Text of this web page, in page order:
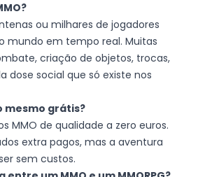
ou milhares de jogadores
mundo em tempo real. Muitas
criação de objetos, trocas,
dose social que só existe nos
mesmo grátis?
MMO de qualidade a zero euros.
extra pagos, mas a aventura
sem custos.